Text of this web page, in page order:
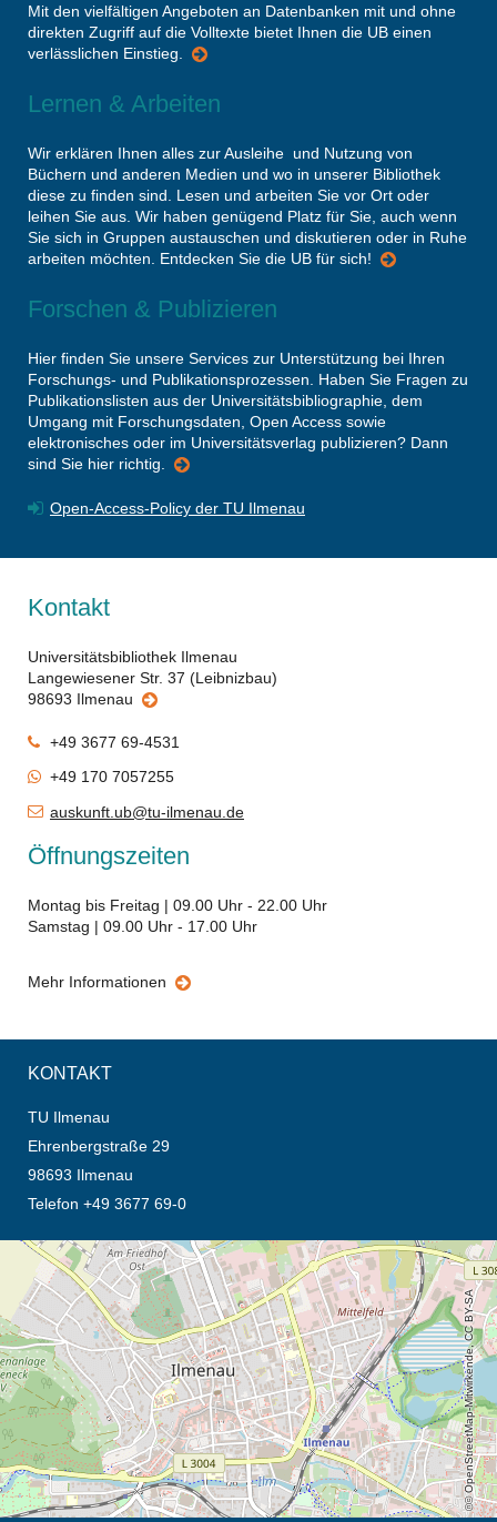
Mit den vielfältigen Angeboten an Datenbanken mit und ohne
direkten Zugriff auf die Volltexte bietet Ihnen die UB einen
verlässlichen Einstieg.
Lernen & Arbeiten
Wir erklären Ihnen alles zur Ausleihe und Nutzung von
Büchern und anderen Medien und wo in unserer Bibliothek
diese zu finden sind. Lesen und arbeiten Sie vor Ort oder
leihen Sie aus. Wir haben genügend Platz für Sie, auch wenn
Sie sich in Gruppen austauschen und diskutieren oder in Ruhe
arbeiten möchten. Entdecken Sie die UB für sich!
Forschen & Publizieren
Hier finden Sie unsere Services zur Unterstützung bei Ihren
Forschungs- und Publikationsprozessen. Haben Sie Fragen zu
Publikationslisten aus der Universitätsbibliographie, dem
Umgang mit Forschungsdaten, Open Access sowie
elektronisches oder im Universitätsverlag publizieren? Dann
sind Sie hier richtig.
Open-Access-Policy der TU Ilmenau
Kontakt
Universitätsbibliothek Ilmenau
Langewiesener Str. 37 (Leibnizbau)
98693 Ilmenau
+49 3677 69-4531
+49 170 7057255
auskunft.ub@tu-ilmenau.de
Öffnungszeiten
Montag bis Freitag | 09.00 Uhr - 22.00 Uhr
Samstag | 09.00 Uhr - 17.00 Uhr
Mehr Informationen
KONTAKT
TU Ilmenau
Ehrenbergstraße 29
98693 Ilmenau
Telefon +49 3677 69-0
Öffnet die Anfahrtsbeschreibung in neuem Tab (Karte)
© OpenStreetMap-Mitwirkende, CC BY-SA